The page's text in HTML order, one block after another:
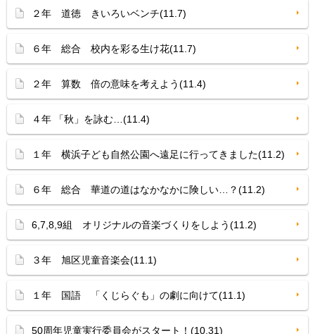
２年 道徳 きいろいベンチ(11.7)
６年 総合 校内を彩る生け花(11.7)
２年 算数 倍の意味を考えよう(11.4)
４年 「秋」を詠む…(11.4)
１年 横浜子ども自然公園へ遠足に行ってきました(11.2)
６年 総合 華道の道はなかなかに険しい…？(11.2)
6,7,8,9組 オリジナルの音楽づくりをしよう(11.2)
３年 旭区児童音楽会(11.1)
１年 国語 「くじらぐも」の劇に向けて(11.1)
50周年児童実行委員会がスタート！(10.31)